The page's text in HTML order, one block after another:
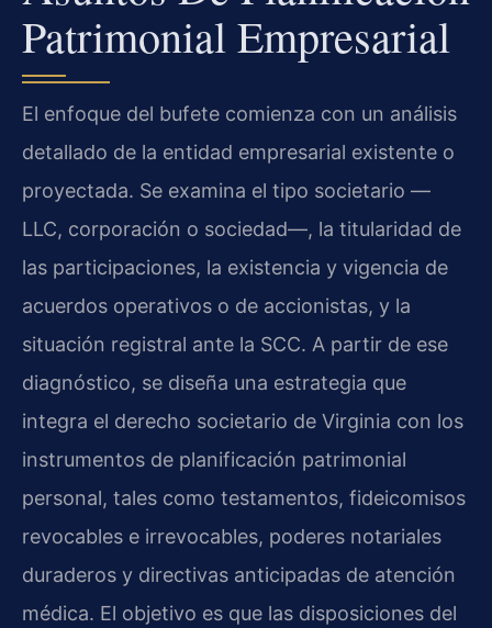
Patrimonial Empresarial
El enfoque del bufete comienza con un análisis
detallado de la entidad empresarial existente o
proyectada. Se examina el tipo societario —
LLC, corporación o sociedad—, la titularidad de
las participaciones, la existencia y vigencia de
acuerdos operativos o de accionistas, y la
situación registral ante la SCC. A partir de ese
diagnóstico, se diseña una estrategia que
integra el derecho societario de Virginia con los
instrumentos de planificación patrimonial
personal, tales como testamentos, fideicomisos
revocables e irrevocables, poderes notariales
duraderos y directivas anticipadas de atención
médica. El objetivo es que las disposiciones del